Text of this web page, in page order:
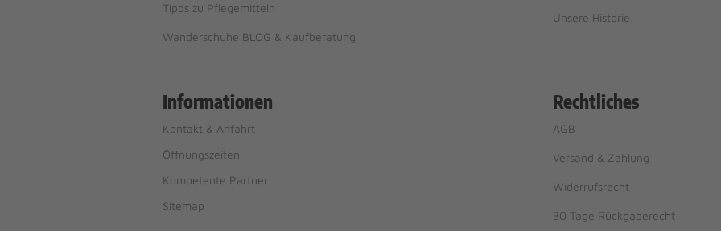
Tipps zu Pflegemitteln
Wanderschuhe BLOG & Kaufberatung
Unsere Historie
Informationen
Kontakt & Anfahrt
Öffnungszeiten
Kompetente Partner
Sitemap
Rechtliches
AGB
Versand & Zahlung
Widerrufsrecht
30 Tage Rückgaberecht